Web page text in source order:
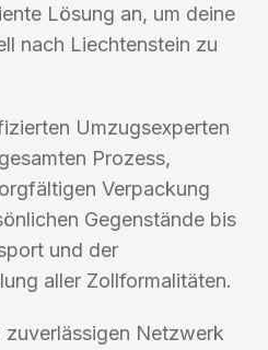
Lösung an, um deine
nach Liechtenstein zu
Umzugsexperten
Prozess,
Verpackung
Gegenstände bis
und der
aller Zollformalitäten.
Netzwerk